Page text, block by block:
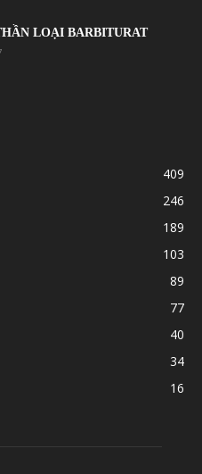
LOẠI BARBITURAT
409
246
189
103
89
77
40
34
16